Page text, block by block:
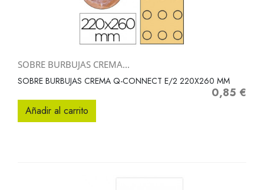
SOBRE BURBUJAS CREMA...
SOBRE BURBUJAS CREMA Q-CONNECT E/2 220X260 MM
Precio
0,85 €
Añadir al carrito